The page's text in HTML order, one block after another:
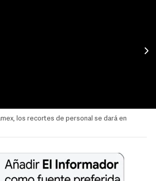
los recortes de personal se dará en